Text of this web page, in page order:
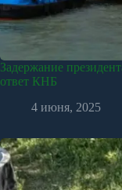
Задержание
ответ КНБ
4 июня, 2025